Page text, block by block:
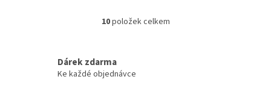
O
d
10položek celkem
Dárek zdarma
Ke každé objednávce